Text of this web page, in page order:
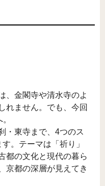
、金閣寺や清水寺のよ
れません。でも、今回
・東寺まで、4つのス
。テーマは「祈り」
都の文化と現代の暮ら
京都の深層が見えてき